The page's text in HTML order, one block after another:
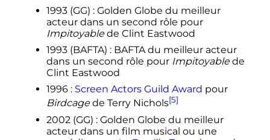
1993 (GG) : Golden Globe du meilleur
acteur dans un second rôle pour
Impitoyablede Clint Eastwood
1993 (BAFTA) : BAFTA du meilleur acteur
dans un second rôle pour Impitoyablede
Clint Eastwood
1996 : Screen Actors Guild Award pour
Birdcagede Terry Nichols[5]
2002 (GG) : Golden Globe du meilleur
acteur dans un film musical ou une